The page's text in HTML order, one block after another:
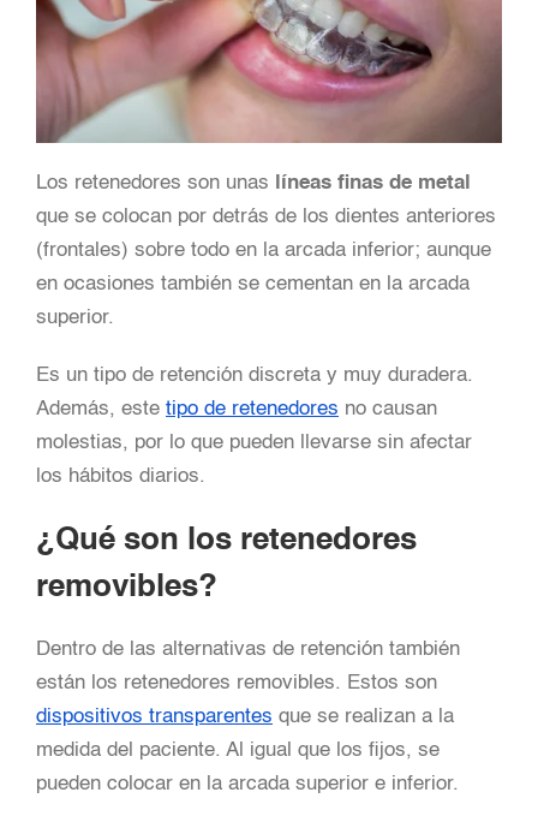
Los retenedores son unas
líneas finas de metal
que se colocan por detrás de los dientes anteriores
(frontales) sobre todo en la arcada inferior; aunque
en ocasiones también se cementan en la arcada
superior.
Es un tipo de retención discreta y muy duradera.
Además, este tipo de retenedores no causan
molestias, por lo que pueden llevarse sin afectar
los hábitos diarios.
¿Qué son los retenedores
removibles?
Dentro de las alternativas de retención también
están los retenedores removibles. Estos son
dispositivos transparentes que se realizan a la
medida del paciente. Al igual que los fijos, se
pueden colocar en la arcada superior e inferior.